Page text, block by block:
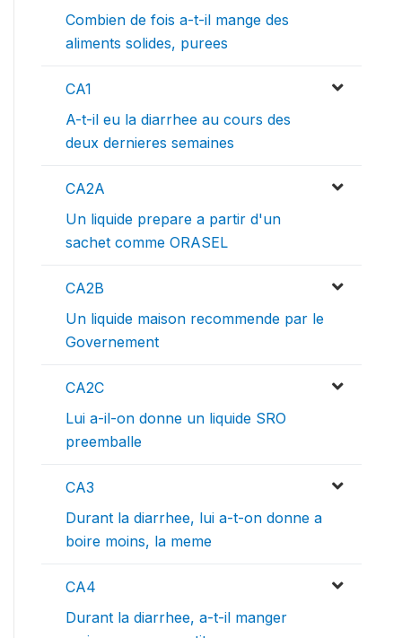
Combien de fois a-t-il mange des
aliments solides, purees
CA1
A-t-il eu la diarrhee au cours des
deux dernieres semaines
CA2A
Un liquide prepare a partir d'un
sachet comme ORASEL
CA2B
Un liquide maison recommende par le
Governement
CA2C
Lui a-il-on donne un liquide SRO
preemballe
CA3
Durant la diarrhee, lui a-t-on donne a
boire moins, la meme
CA4
Durant la diarrhee, a-t-il manger